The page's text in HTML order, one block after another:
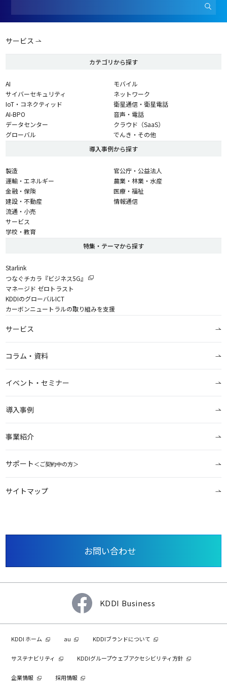
サービス
カテゴリから探す
AI
サイバーセキュリティ
IoT・コネクティッド
AI-BPO
データセンター
グローバル
モバイル
ネットワーク
衛星通信・衛星電話
音声・電話
クラウド（SaaS）
でんき・その他
導入事例から探す
製造
運輸・エネルギー
金融・保険
建設・不動産
流通・小売
サービス
学校・教育
官公庁・公益法人
農業・林業・水産
医療・福祉
情報通信
特集・テーマから探す
Starlink
つなぐチカラ『ビジネス5G』
マネージド ゼロトラスト
KDDIのグローバルICT
カーボンニュートラルの取り組みを支援
サービス
コラム・資料
イベント・セミナー
導入事例
事業紹介
サポート＜ご契約中の方＞
サイトマップ
お問い合わせ
KDDI Business
KDDI ホーム au KDDIブランドについて
サステナビリティ KDDIグループウェブアクセシビリティ方針
企業情報 採用情報